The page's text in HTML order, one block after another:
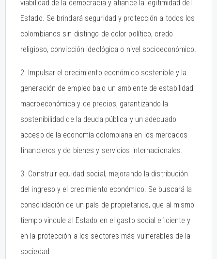
viabilidad de la democracia y afiance la legitimidad del
Estado. Se brindará seguridad y protección a todos los
colombianos sin distingo de color político, credo
religioso, convicción ideológica o nivel socioeconómico.
2. Impulsar el crecimiento económico sostenible y la
generación de empleo bajo un ambiente de estabilidad
macroeconómica y de precios, garantizando la
sostenibilidad de la deuda pública y un adecuado
acceso de la economía colombiana en los mercados
financieros y de bienes y servicios internacionales.
3. Construir equidad social, mejorando la distribución
del ingreso y el crecimiento económico. Se buscará la
consolidación de un país de propietarios, que al mismo
tiempo vincule al Estado en el gasto social eficiente y
en la protección a los sectores más vulnerables de la
sociedad.